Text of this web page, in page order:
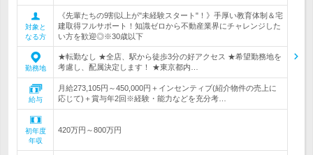
対象と
なる方
《先輩たちの9割以上が"未経験スタート"！》手厚い教育体制＆宅
建取得フルサポート！知識ゼロから不動産業界にチャレンジした
い方を歓迎◎※30歳以下
勤務地
★転勤なし ★全店、駅から徒歩3分の好アクセス ★希望勤務地を
考慮し、配属決定します！ ★東京都内…
給与
月給273,105円～450,000円＋インセンティブ(紹介物件の売上に
応じて)＋賞与年2回※経験・能力などを充分考…
初年度
年収
420万円～800万円